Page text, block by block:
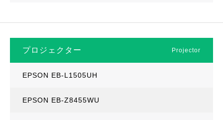
プロジェクター Projector
EPSON EB-L1505UH
EPSON EB-Z8455WU